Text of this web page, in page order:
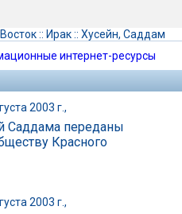
:: Ирак:: Хусейн, Саддам
интернет-ресурсы
2003 г.,
Саддама переданы
Красного
2003 г.,